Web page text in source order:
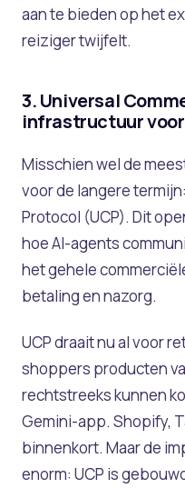
aan te bieden op het
reiziger twijfelt.
3. Universal
infrastructuur
Misschien wel de
voor de langere
Protocol (UCP). Dit
hoe AI-agents
het gehele
betaling en nazorg.
UCP draait nu al voor
shoppers producten
rechtstreeks kunnen
Gemini-app. Shopify,
binnenkort. Maar de
enorm: UCP is